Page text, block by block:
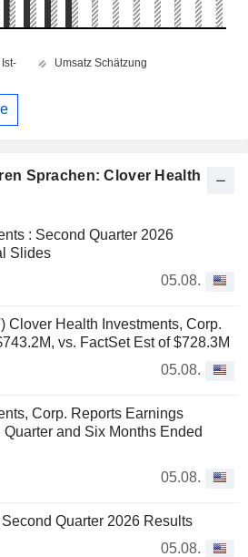
Sprachen: Clover Health
: Second Quarter 2026
Slides
05.08.
Clover Health Investments, Corp.
vs. FactSet Est of $728.3M
05.08.
Corp. Reports Earnings
and Six Months Ended
05.08.
Quarter 2026 Results
05.08.